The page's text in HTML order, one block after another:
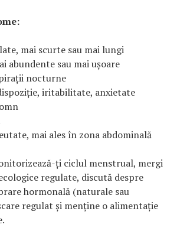
mai scurte sau mai lungi
abundente sau mai ușoare
nocturne
iritabilitate, anxietate
mai ales în zona abdominală
ți ciclul menstrual, mergi
regulate, discută despre
hormonală (naturale sau
regulat și menține o alimentație